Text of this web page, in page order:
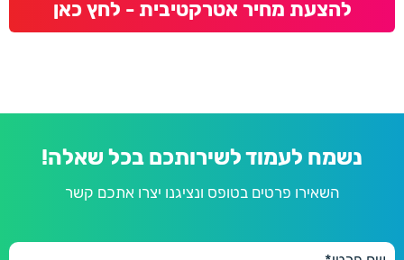
להצעת מחיר אטרקטיבית - לחץ כאן
נשמח לעמוד לשירותכם בכל שאלה!
השאירו פרטים בטופס ונציגנו יצרו אתכם קשר